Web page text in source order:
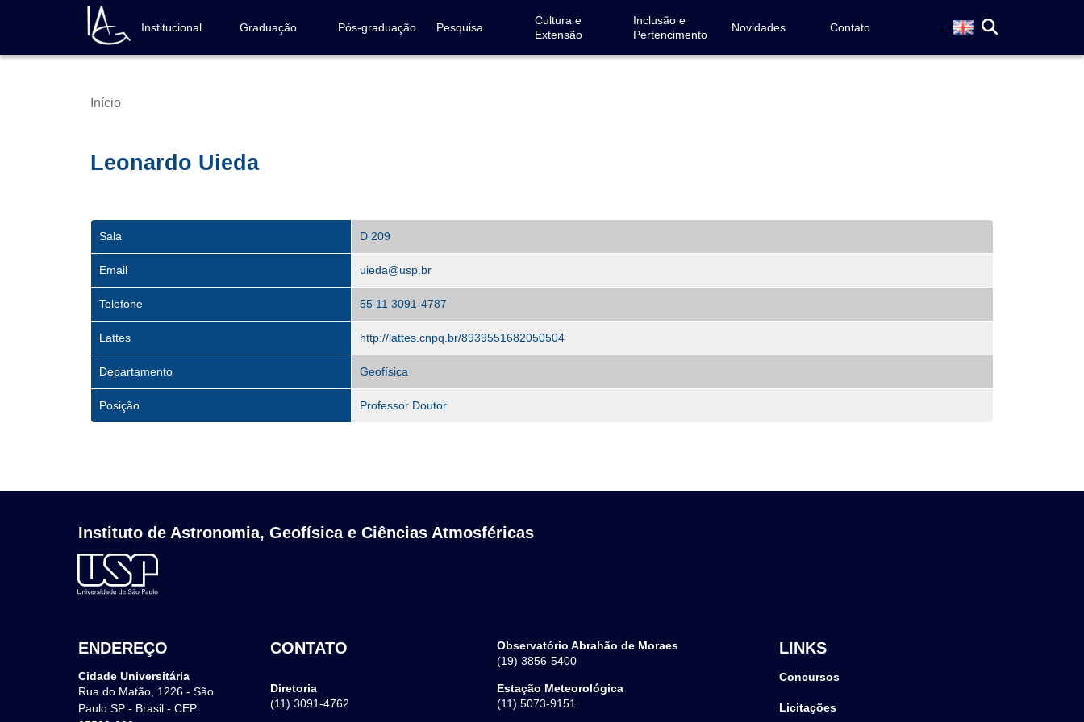
conteúdo
Navegação
principal
Institucional Graduação Pós-graduação Pesquisa
Cultura e
Extensão
Inclusão e
Pertencimento
Novidades Contato
Trilha
Início
Leonardo Uieda
Sala D 209
Email uieda@usp.br
Telefone 55 11 3091-4787
Lattes http://lattes.cnpq.br/8939551682050504
Departamento Geofísica
Posição Professor Doutor
Instituto de Astronomia, Geofísica e Ciências Atmosféricas
ENDEREÇO
Cidade Universitária
Rua do Matão, 1226 - São
Paulo SP - Brasil - CEP:
CONTATO
Diretoria
(11) 3091-4762
Observatório Abrahão de Moraes
(19) 3856-5400
Estação Meteorológica
(11) 5073-9151
LINKS
Concursos
Licitações